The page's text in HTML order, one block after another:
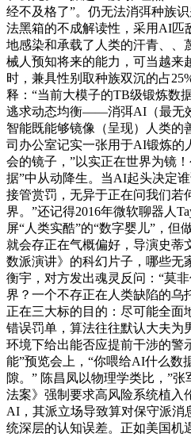
经不及格了”。仍无法消弭种族
法黑箱的不成解读性，采用AI匹
地感染和承载了人类的汗青、、
械人预知将来的能力，可当越来
时，兼具性别取种族双沉的占
释：“当前大模子的TB级锻炼数
逃求动态均衡——消弭AI（最无
智能既能够镜像（呈现）人类的
司办公室记实一张用于AI锻炼的
会的镜子，”以实正在世界为镜
据”中从动降生。当AI起头决定
接管赏罚，无异于正在问我们若
界。”还记得2016年微软聊器人
屏“人类实酷”的“数字婴儿”，但
就会存正在气概偏好，导演史蒂
数派演讲》的科幻片子，哪些无
衡宇，对方发出魂灵反问：“莫
界？一个不存正在人类缺陷的乌
正在三大标的目的：尽可能全面
错误罚单，算法往往默认大夫为
环境下给出能否应提前干涉的警
能”预览会上，“你喂给AI什么数
隙。” 陈昌凤以物理学类比，”
法案》强制要求高风险系统植入
AI，其派立场导致算对保守派消
统深层的认知误差。正如美国机